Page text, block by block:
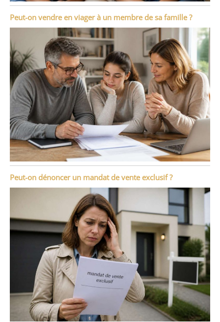
Peut-on vendre en viager à un membre de sa famille ?
Peut-on dénoncer un mandat de vente exclusif ?